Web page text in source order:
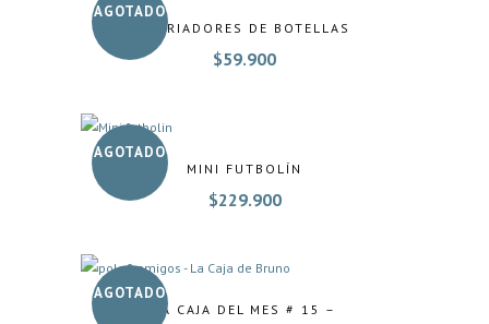
AGOTADO
ENFRIADORES DE BOTELLAS
$59.900
AGOTADO
MINI FUTBOLÍN
$229.900
AGOTADO
LA CAJA DEL MES # 15 –